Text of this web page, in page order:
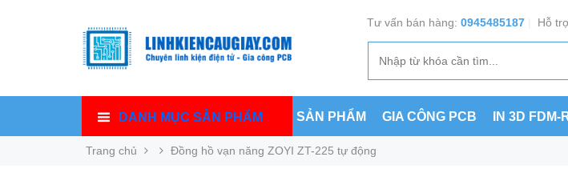
Tư vấn bán hàng: 0945485187| Hỗ
DANH MỤC SẢN PHẨM SẢN PHẨM GIA CÔNG PCB IN 3D FDM-
Trang chủ Đồng hồ vạn năng ZOYI ZT-225 tự động